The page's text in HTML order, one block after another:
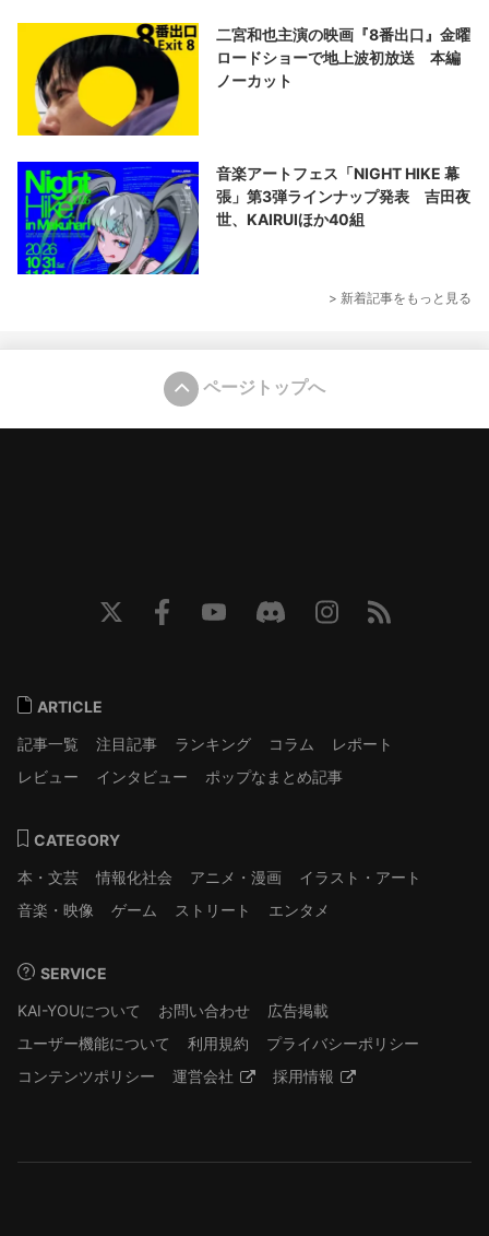
二宮和也主演の映画『8番出口』金曜
ロードショーで地上波初放送 本編
ノーカット
音楽アートフェス「NIGHT HIKE 幕
張」第3弾ラインナップ発表 吉田夜
世、KAIRUIほか40組
> 新着記事をもっと見る
ページトップへ
ARTICLE
記事一覧
注目記事 ランキング コラム
レポート
レビュー
インタビュー ポップなまとめ記事
CATEGORY
本・文芸
情報化社会 アニメ・漫画
イラスト・アート
音楽・映像
ゲーム ストリート エンタメ
SERVICE
KAI-YOUについて
お問い合わせ
広告掲載
ユーザー機能について
利用規約
プライバシーポリシー
コンテンツポリシー
運営会社 採用情報